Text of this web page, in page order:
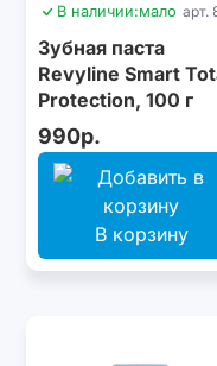
В наличии:мало арт.
Зубная паста
Revyline Smart
Protection, 100 г
990р.
В корзину